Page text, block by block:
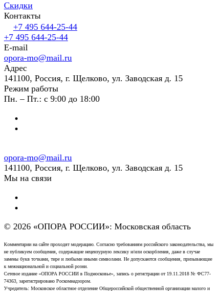
Скидки
Контакты
+7 495 644-25-44
+7 495 644-25-44
E-mail
opora-mo@mail.ru
Адрес
141100, Россия, г. Щелково, ул. Заводская д. 15
Режим работы
Пн. – Пт.: с 9:00 до 18:00
opora-mo@mail.ru
141100, Россия, г. Щелково, ул. Заводская д. 15
Мы на связи
© 2026 «ОПОРА РОССИИ»: Московская область
Комментарии на сайте проходят модерацию. Согласно требованиям российского законодательства, мы
не публикуем сообщения, содержащие нецензурную лексику и/или оскорбления, даже в случае
замены букв точками, тире и любыми иными символами. Не допускаются сообщения, призывающие
к межнациональной и социальной розни.
Сетевое издание «ОПОРА РОССИИ в Подмосковье», запись о регистрации от 19.11.2018 № ФС77-
74363, зарегистрировано Роскомнадзором.
Учредитель: Московское областное отделение Общероссийской общественной организации малого и